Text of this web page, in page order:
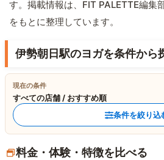
す。掲載情報は、FIT PALETTE編集
をもとに整理しています。
伊勢朝日駅のヨガを条件から
現在の条件
すべての店舗 / おすすめ順
条件を絞り込
料金・体験・特徴を比べる